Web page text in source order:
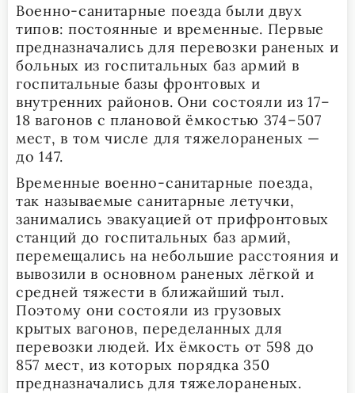
Военно-санитарные поезда были двух
типов: постоянные и временные. Первые
предназначались для перевозки раненых и
больных из госпитальных баз армий в
госпитальные базы фронтовых и
внутренних районов. Они состояли из 17–
18 вагонов с плановой ёмкостью 374–507
мест, в том числе для тяжелораненых —
до 147.
Временные военно-санитарные поезда,
так называемые санитарные летучки,
занимались эвакуацией от прифронтовых
станций до госпитальных баз армий,
перемещались на небольшие расстояния и
вывозили в основном раненых лёгкой и
средней тяжести в ближайший тыл.
Поэтому они состояли из грузовых
крытых вагонов, переделанных для
перевозки людей. Их ёмкость от 598 до
857 мест, из которых порядка 350
предназначались для тяжелораненых.